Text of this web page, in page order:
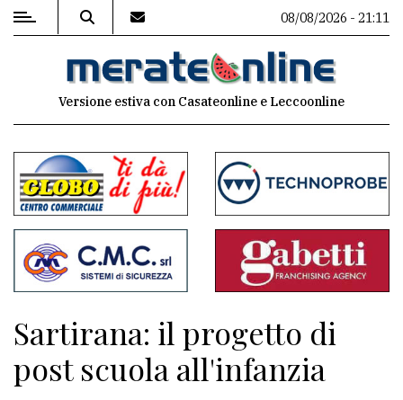
MENU
commenti
Contenuti
del
sito
Associazioni
Meteo
08/08/2026 - 21:11
Versione estiva con Casateonline e Leccoonline
Sartirana: il progetto di
post scuola all'infanzia